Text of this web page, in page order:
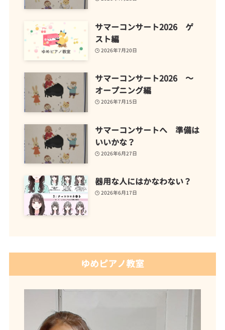
サマーコンサート2026 ゲ
スト編
2026年7月20日
サマーコンサート2026 ～
オープニング編
2026年7月15日
サマーコンサートへ 準備は
いいかな？
2026年6月27日
器用な人にはかなわない？
2026年6月17日
ゆめピアノ教室